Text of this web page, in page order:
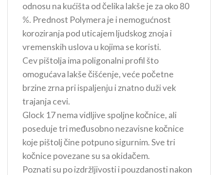
odnosu na kućišta od čelika lakše je za oko 80
%. Prednost Polymera je i nemogućnost
koroziranja pod uticajem ljudskog znoja i
vremenskih uslova u kojima se koristi.
Cev pištolja ima poligonalni profil što
omogućava lakše čišćenje, veće početne
brzine zrna pri ispaljenju i znatno duži vek
trajanja cevi.
Glock 17 nema vidljive spoljne kočnice, ali
poseduje tri međusobno nezavisne kočnice
koje pištolj čine potpuno sigurnim. Sve tri
kočnice povezane su sa okidačem.
Poznati su po izdržljivosti i pouzdanosti nakon